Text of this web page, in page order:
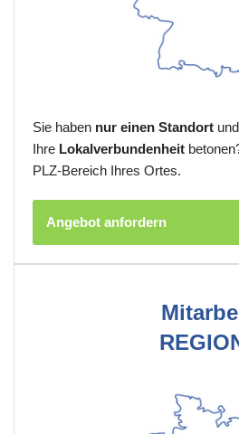
Sie haben nur einen Standort
Ihre Lokalverbundenheit
PLZ-Bereich Ihres Ortes.
Angebot anfordern